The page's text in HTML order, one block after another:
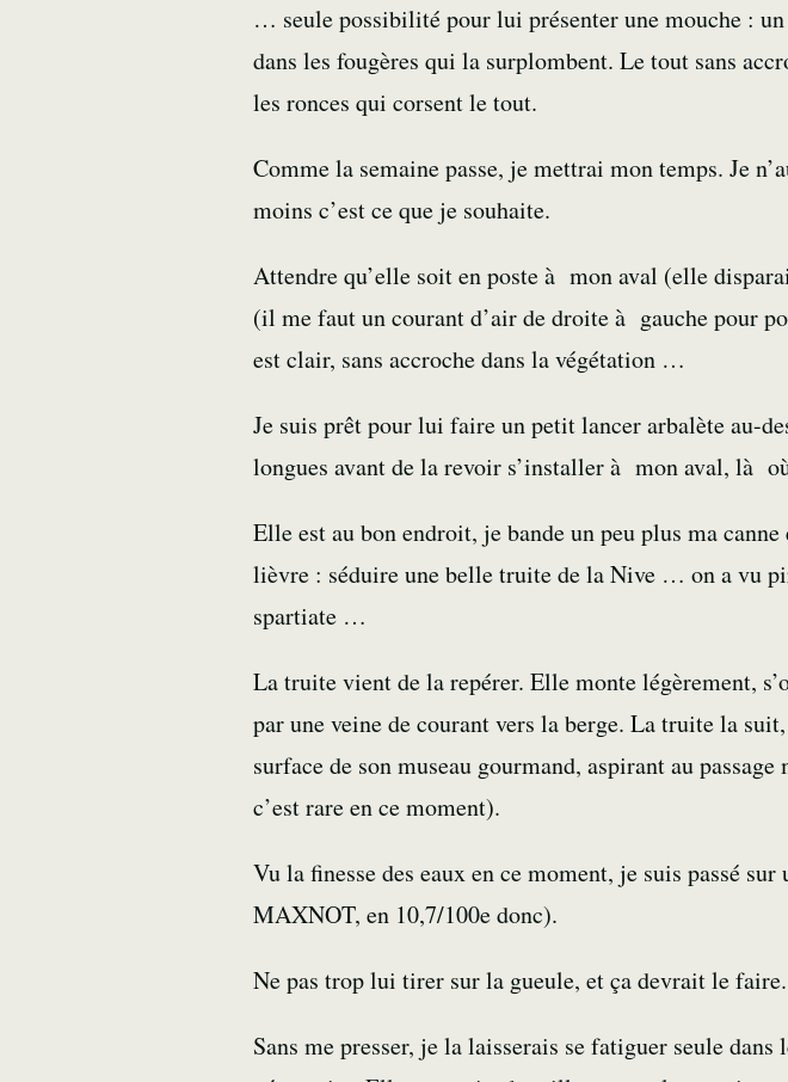
… seule possibilité pour lui présenter une mouche : un
dans les fougères qui la surplombent. Le tout sans
les ronces qui corsent le tout.
Comme la semaine passe, je mettrai mon temps. Je
moins c’est ce que je souhaite.
Attendre qu’elle soit en poste à mon aval (elle
(il me faut un courant d’air de droite à gauche pour
est clair, sans accroche dans la végétation …
Je suis prêt pour lui faire un petit lancer arbalète au-
longues avant de la revoir s’installer à mon aval, là
Elle est au bon endroit, je bande un peu plus ma
lièvre : séduire une belletruitede laNive … on a vu
spartiate …
La truite vient de la repérer. Elle monte légèrement,
par une veine de courant vers la berge. La truite la
surface de son museau gourmand, aspirant au
c’est rare en ce moment).
Vu la finesse des eaux en ce moment, je suis passé
MAXNOT, en 10,7/100e donc).
Ne pas trop lui tirer sur la gueule, et ça devrait le faire.
Sans me presser, je la laisserais se fatiguer seule